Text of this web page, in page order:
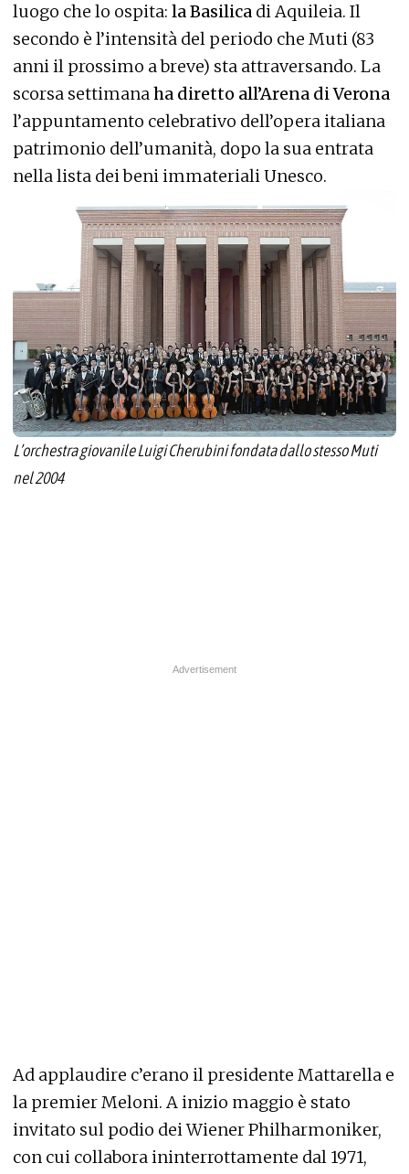
luogo che lo ospita: la Basilica di Aquileia. Il
secondo è l’intensità del periodo che Muti (83
anni il prossimo a breve) sta attraversando. La
scorsa settimanaha diretto all’Arena di Verona
l’appuntamento celebrativo dell’opera italiana
patrimonio dell’umanità, dopo la sua entrata
nella lista dei beni immateriali Unesco.
L’orchestra giovanile Luigi Cherubini fondata dallo stesso Muti
nel 2004
Ad applaudire c’erano il presidente Mattarella e
la premier Meloni. A inizio maggio è stato
invitato sul podio dei Wiener Philharmoniker,
con cui collabora ininterrottamente dal 1971,